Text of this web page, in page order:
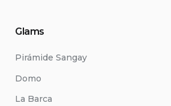
Glams
Pirámide Sangay
Domo
La Barca